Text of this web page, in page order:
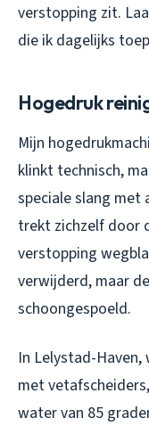
verstopping zit.
die ik dagelijks
Hogedruk
Mijn
klinkt technisch,
speciale slang
trekt zichzelf door
verstopping
verwijderd, maar
schoongespoeld.
In Lelystad-
met
water van 85